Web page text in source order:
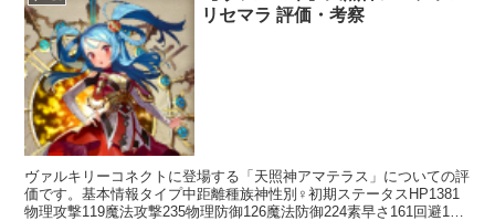
リセマラ 評価・考察
ヴァルキリーコネクトに登場する「天照神アマテラス」についての評
価です。基本情報タイプ中距離種族神性別♀初期ステータスHP1381
物理攻撃119魔法攻撃235物理防御126魔法防御224素早さ161回避120